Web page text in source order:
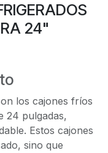
24"
los cajones fríos
24 pulgadas,
Estos cajones
sino que